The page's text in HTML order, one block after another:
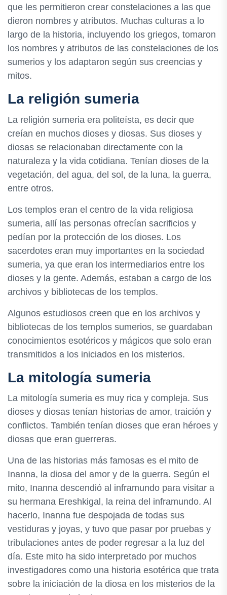
que les permitieron crear constelaciones a las que
dieron nombres y atributos. Muchas culturas a lo
largo de la historia, incluyendo los griegos, tomaron
los nombres y atributos de las constelaciones de los
sumerios y los adaptaron según sus creencias y
mitos.
La religión sumeria
La religión sumeria era politeísta, es decir que
creían en muchos dioses y diosas. Sus dioses y
diosas se relacionaban directamente con la
naturaleza y la vida cotidiana. Tenían dioses de la
vegetación, del agua, del sol, de la luna, la guerra,
entre otros.
Los templos eran el centro de la vida religiosa
sumeria, allí las personas ofrecían sacrificios y
pedían por la protección de los dioses. Los
sacerdotes eran muy importantes en la sociedad
sumeria, ya que eran los intermediarios entre los
dioses y la gente. Además, estaban a cargo de los
archivos y bibliotecas de los templos.
Algunos estudiosos creen que en los archivos y
bibliotecas de los templos sumerios, se guardaban
conocimientos esotéricos y mágicos que solo eran
transmitidos a los iniciados en los misterios.
La mitología sumeria
La mitología sumeria es muy rica y compleja. Sus
dioses y diosas tenían historias de amor, traición y
conflictos. También tenían dioses que eran héroes y
diosas que eran guerreras.
Una de las historias más famosas es el mito de
Inanna, la diosa del amor y de la guerra. Según el
mito, Inanna descendió al inframundo para visitar a
su hermana Ereshkigal, la reina del inframundo. Al
hacerlo, Inanna fue despojada de todas sus
vestiduras y joyas, y tuvo que pasar por pruebas y
tribulaciones antes de poder regresar a la luz del
día. Este mito ha sido interpretado por muchos
investigadores como una historia esotérica que trata
sobre la iniciación de la diosa en los misterios de la